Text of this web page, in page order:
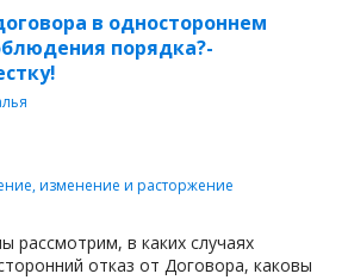
в одностороннем
порядка?-
изменение и расторжение
рассмотрим, в каких случаях
отказ от Договора, каковы